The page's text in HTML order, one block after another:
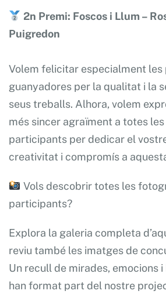
2n Premi: Foscos i Llum –
Puigredon
Volem felicitar especialment les
guanyadores per la qualitat i la
seus treballs. Alhora, volem
més sincer agraïment a totes
participants per dedicar el
creativitat i compromís a
Vols descobrir totes les
participants?
Explora la galeria completa
reviu també les imatges de
Un recull de mirades, emocions
han format part del nostre